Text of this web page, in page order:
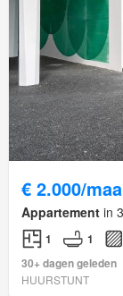
€ 2.000/
Appartement in
1 1
30+ dagen geleden
HUURSTUNT